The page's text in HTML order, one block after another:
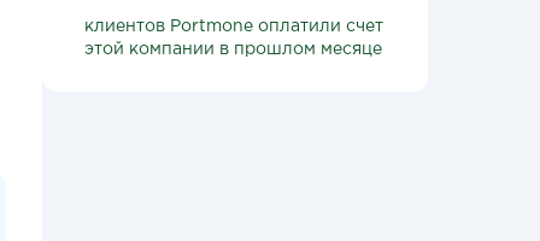
клиентов Portmone оплатили счет
этой компании в прошлом месяце